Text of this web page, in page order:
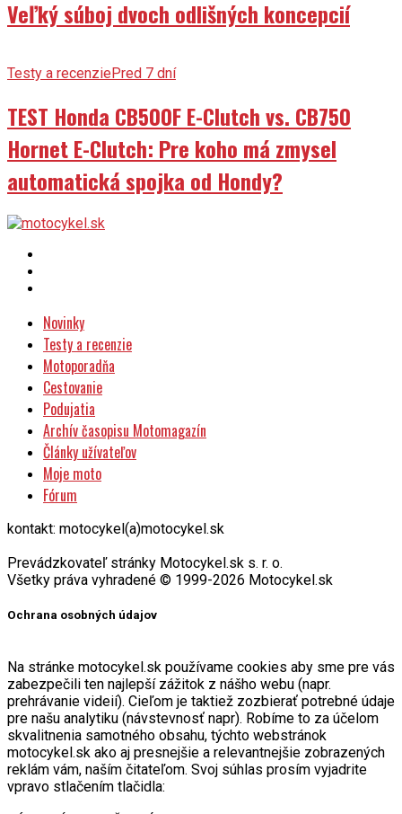
TEST Honda CB500F E-Clutch vs. CB750
Hornet E-Clutch: Pre koho má zmysel
automatická spojka od Hondy?
Testy a recenzie
Motoporadňa
Cestovanie
Podujatia
Archív časopisu Motomagazín
Články užívateľov
Moje moto
Fórum
kontakt: motocykel(a)motocykel.sk
Prevádzkovateľ stránky Motocykel.sk s. r. o.
Ochrana osobných údajov
prehrávanie videií). Cieľom je taktiež zozbierať potrebné údaje
pre našu analytiku (návstevnosť napr). Robíme to za účelom
skvalitnenia samotného obsahu, týchto webstránok
motocykel.sk ako aj presnejšie a relevantnejšie zobrazených
reklám vám, naším čitateľom. Svoj súhlas prosím vyjadrite
vpravo stlačením tlačidla:
SÚHLASÍM SO VŠETKÝM akceptujete spracovanie údajov na